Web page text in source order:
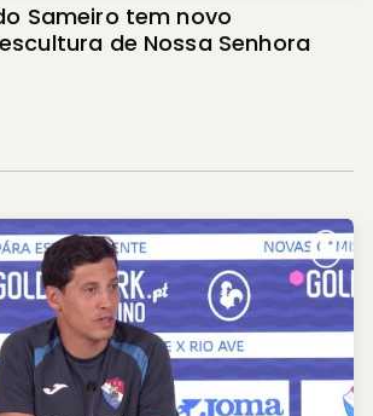
Sameiro tem novo
de Nossa Senhora